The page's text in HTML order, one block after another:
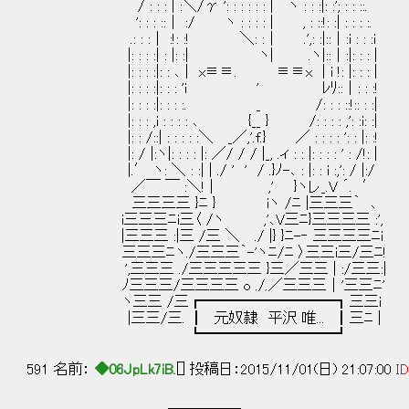
/ : : : | :＼/γ ': : : : : : | ヽ : : :|: :'; : : ::.
': : : ::｜ :/ ヽ : : : : | , : ::!: :| : : : :.
.: : :｜ :!: :! ＼: :｜ .',: :|::｜:i : : :i
|: : : :| : |: :| ヽ| .ヽ|::｜:|: : : |
|: : : :|: : ､ | x≡≡. ≡≡x | i !: |: : : |
|: : : :|: : : 'i ' ﾚﾘ::｜: : :!
|: : : :|: : : :. _ /: : : ::!:: : :| わ～！ この
|: : : ,i : : : : ､ {__ } /: : : : ,': :i: :|
|: : /::| : : : : :＼ _／,'.f.} ／ : : : : ': : |: :!
|: / |:ヽ|: : : : |: ／/ / / |_, .ィ : : |: : : : ' : /!: |
|.′ ヽ: ＼ : :| | ./ ' ' / .}ﾉ-､ : |: : i :,': / |:/
／￣ ￣ :＼! | ,' }ヽレ_.V ´. ′
三三三三 }ﾆ } iヽ /ﾆ |三三三｀ ､
i三三三ﾆi三〈 /ヽ ,'､V三ﾆ}三三三三 :',
|三三三 :|三 /三 ＼ ./ |} }ﾆ-‐ 三三三三ﾆi
三三三ﾆヽ./三三三｀-'ヽﾆ/ﾆ 〉三三i三/三ﾆ!
',三三三 ./三三三三三 }三／三三 | :/三三:|
ﾉ三三三/三三三三 o ./.／三三三｜'三三ﾆ'
ヽ三三 /三┏━━━━━━━━━┓三三i
|三三/三. ┃ 元奴隷 平沢 唯... ┃三ﾆ |
┗━━━━━━━━━┛
591 名前： ◆06JpLk7iB. [] 投稿日：2015/11/01(日) 21:07:00